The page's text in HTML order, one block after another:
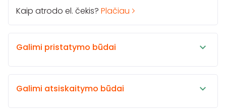
Kaip atrodo el. čekis? Plačiau
Galimi pristatymo būdai
Galimi atsiskaitymo būdai